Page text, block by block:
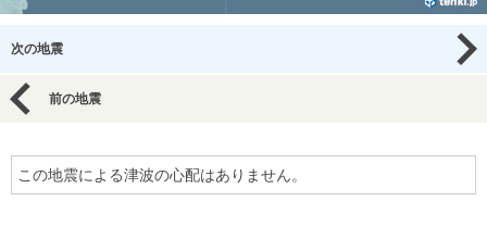
次の地震
前の地震
この地震による津波の心配はありません。